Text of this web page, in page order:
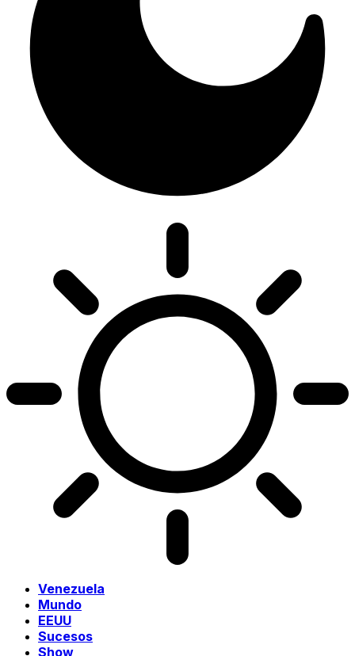
Venezuela
Mundo
EEUU
Sucesos
Show